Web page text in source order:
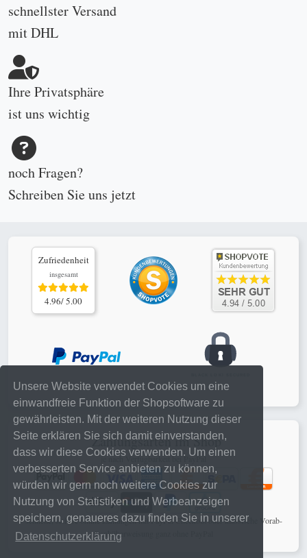
Unsere Website verwendet Cookies um eine
einwandfreie Funktion der Shopsoftware zu
gewährleisten. Mit der weiteren Nutzung dieser
Seite erklären Sie sich damit einverstanden,
dass wir diese Cookies verwenden. Um einen
verbesserten Service anbieten zu können,
würden wir gern noch weitere Cookies zur
Nutzung von Statistiken und Werbeanzeigen
speichern, genaueres dazu finden Sie in unserer
Datenschutzerklärung
schnellster Versand
mit DHL
Ihre Privatsphäre
ist uns wichtig
noch Fragen?
Schreiben Sie uns jetzt
Zufriedenheit
insgesamt
4.96/ 5.00
Zahlungsarten im Shop
je nach Verfügbarkeit bei PayPal
schnelle, sichere online Zahlungen mit PayPal Checkout oder klassische Vorab-
Banküberweisung ganz ohne PayPal